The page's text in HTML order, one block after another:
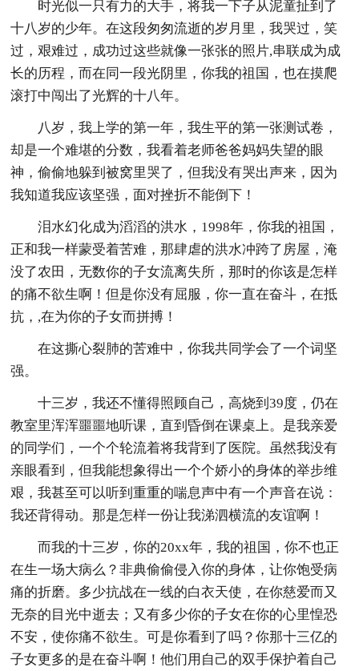
时光似一只有力的大手，将我一下子从泥童扯到了
十八岁的少年。在这段匆匆流逝的岁月里，我哭过，笑
过，艰难过，成功过这些就像一张张的照片,串联成为成
长的历程，而在同一段光阴里，你我的祖国，也在摸爬
滚打中闯出了光辉的十八年。
八岁，我上学的第一年，我生平的第一张测试卷，
却是一个难堪的分数，我看着老师爸爸妈妈失望的眼
神，偷偷地躲到被窝里哭了，但我没有哭出声来，因为
我知道我应该坚强，面对挫折不能倒下！
泪水幻化成为滔滔的洪水，1998年，你我的祖国，
正和我一样蒙受着苦难，那肆虐的洪水冲跨了房屋，淹
没了农田，无数你的子女流离失所，那时的你该是怎样
的痛不欲生啊！但是你没有屈服，你一直在奋斗，在抵
抗，,在为你的子女而拼搏！
在这撕心裂肺的苦难中，你我共同学会了一个词坚
强。
十三岁，我还不懂得照顾自己，高烧到39度，仍在
教室里浑浑噩噩地听课，直到昏倒在课桌上。是我亲爱
的同学们，一个个轮流着将我背到了医院。虽然我没有
亲眼看到，但我能想象得出一个个娇小的身体的举步维
艰，我甚至可以听到重重的喘息声中有一个声音在说：
我还背得动。那是怎样一份让我涕泗横流的友谊啊！
而我的十三岁，你的20xx年，我的祖国，你不也正
在生一场大病么？非典偷偷侵入你的身体，让你饱受病
痛的折磨。多少抗战在一线的白衣天使，在你慈爱而又
无奈的目光中逝去；又有多少你的子女在你的心里惶恐
不安，使你痛不欲生。可是你看到了吗？你那十三亿的
子女更多的是在奋斗啊！他们用自己的双手保护着自己